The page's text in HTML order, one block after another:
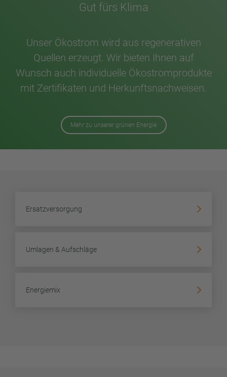
Gut fürs Klima
Unser Ökostrom wird aus regenerativen
Quellen erzeugt. Wir bieten Ihnen auf
Wunsch auch individuelle Ökostromprodukte
mit Zertifikaten und Herkunftsnachweisen.
Mehr zu unserer grünen Energie
Ersatzversorgung
Umlagen & Aufschläge
Energiemix